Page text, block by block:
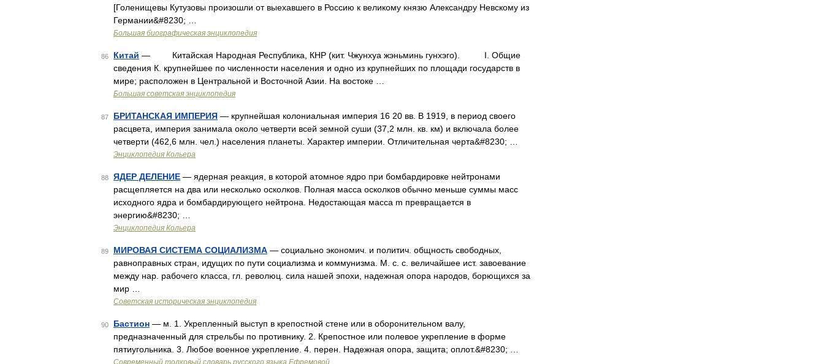
[Голенищевы Кутузовы произошли от выехавшего в Россию к великому князю Александру Невскому из
Германии&#8230; …
Большая биографическая энциклопедия
86 Китай — Китайская Народная Республика, КНР (кит. Чжунхуа жэньминь гунхэго). I. Общие
сведения К. крупнейшее по численности населения и одно из крупнейших по площади государств в
мире; расположен в Центральной и Восточной Азии. На востоке …
Большая советская энциклопедия
87 БРИТАНСКАЯ ИМПЕРИЯ — крупнейшая колониальная империя 16 20 вв. В 1919, в период своего
расцвета, империя занимала около четверти всей земной суши (37,2 млн. кв. км) и включала более
четверти (462,6 млн. чел.) населения планеты. Характер империи. Отличительная черта&#8230; …
Энциклопедия Кольера
88 ЯДЕР ДЕЛЕНИЕ — ядерная реакция, в которой атомное ядро при бомбардировке нейтронами
расщепляется на два или несколько осколков. Полная масса осколков обычно меньше суммы масс
исходного ядра и бомбардирующего нейтрона. Недостающая масса m превращается в
энергию&#8230; …
Энциклопедия Кольера
89 МИРОВАЯ СИСТЕМА СОЦИАЛИЗМА — социально экономич. и политич. общность свободных,
равноправных стран, идущих по пути социализма и коммунизма. М. с. с. величайшее ист. завоевание
между нар. рабочего класса, гл. революц. сила нашей эпохи, надежная опора народов, борющихся за
мир …
Советская историческая энциклопедия
90 Бастион — м. 1. Укрепленный выступ в крепостной стене или в оборонительном валу,
предназначенный для стрельбы по противнику. 2. Крепостное или полевое укрепление в форме
пятиугольника. 3. Любое военное укрепление. 4. перен. Надежная опора, защита; оплот.&#8230; …
Современный толковый словарь русского языка Ефремовой